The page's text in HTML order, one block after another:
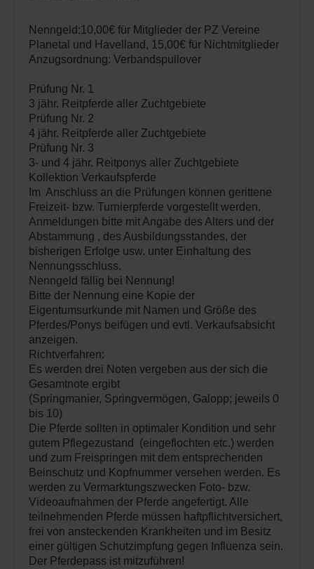
Nenngeld:10,00€ für Mitglieder der PZ Vereine
Planetal und Havelland, 15,00€ für Nichtmitglieder
Anzugsordnung: Verbandspullover
Prüfung Nr. 1
3 jähr. Reitpferde aller Zuchtgebiete
Prüfung Nr. 2
4 jähr. Reitpferde aller Zuchtgebiete
Prüfung Nr. 3
3- und 4 jähr. Reitponys aller Zuchtgebiete
Kollektion Verkaufspferde
Im Anschluss an die Prüfungen können gerittene
Freizeit- bzw. Turnierpferde vorgestellt werden.
Anmeldungen bitte mit Angabe des Alters und der
Abstammung , des Ausbildungsstandes, der
bisherigen Erfolge usw. unter Einhaltung des
Nennungsschluss.
Nenngeld fällig bei Nennung!
Bitte der Nennung eine Kopie der
Eigentumsurkunde mit Namen und Größe des
Pferdes/Ponys beifügen und evtl. Verkaufsabsicht
anzeigen.
Richtverfahren:
Es werden drei Noten vergeben aus der sich die
Gesamtnote ergibt
(Springmanier, Springvermögen, Galopp; jeweils 0
bis 10)
Die Pferde sollten in optimaler Kondition und sehr
gutem Pflegezustand (eingeflochten etc.) werden
und zum Freispringen mit dem entsprechenden
Beinschutz und Kopfnummer versehen werden. Es
werden zu Vermarktungszwecken Foto- bzw.
Videoaufnahmen der Pferde angefertigt. Alle
teilnehmenden Pferde müssen haftpflichtversichert,
frei von ansteckenden Krankheiten und im Besitz
einer gültigen Schutzimpfung gegen Influenza sein.
Der Pferdepass ist mitzuführen!